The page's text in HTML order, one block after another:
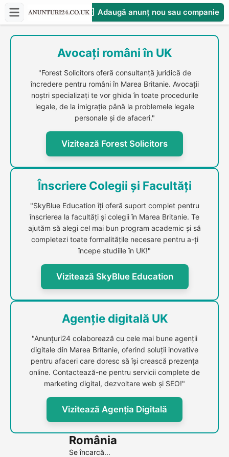
Adaugă anunț nou sau companie
CompaniesS
Avocați români în UK
"Forest Solicitors oferă consultanță juridică de
încredere pentru români în Marea Britanie. Avocații
noștri specializați te vor ghida în toate procedurile
legale, de la imigrație până la problemele legale
personale și de afaceri."
Vizitează Forest Solicitors
Înscriere Colegii și Facultăți
"SkyBlue Education îți oferă suport complet pentru
înscrierea la facultăți și colegii în Marea Britanie. Te
ajutăm să alegi cel mai bun program academic și să
completezi toate formalitățile necesare pentru a-ți
începe studiile în UK!"
Vizitează SkyBlue Education
Agenție digitală UK
"Anunțuri24 colaborează cu cele mai bune agenții
digitale din Marea Britanie, oferind soluții inovative
pentru afaceri care doresc să își crească prezența
online. Contactează-ne pentru servicii complete de
marketing digital, dezvoltare web și SEO!"
Vizitează Agenția Digitală
România
Se încarcă...